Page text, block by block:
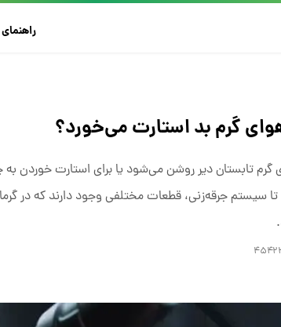
گرم بد استارت می‌خورد؟
گرم تابستان دیر روشن می‌شود یا برای استارت خوردن
سیستم جرقه‌زنی، قطعات مختلفی وجود دارند که در